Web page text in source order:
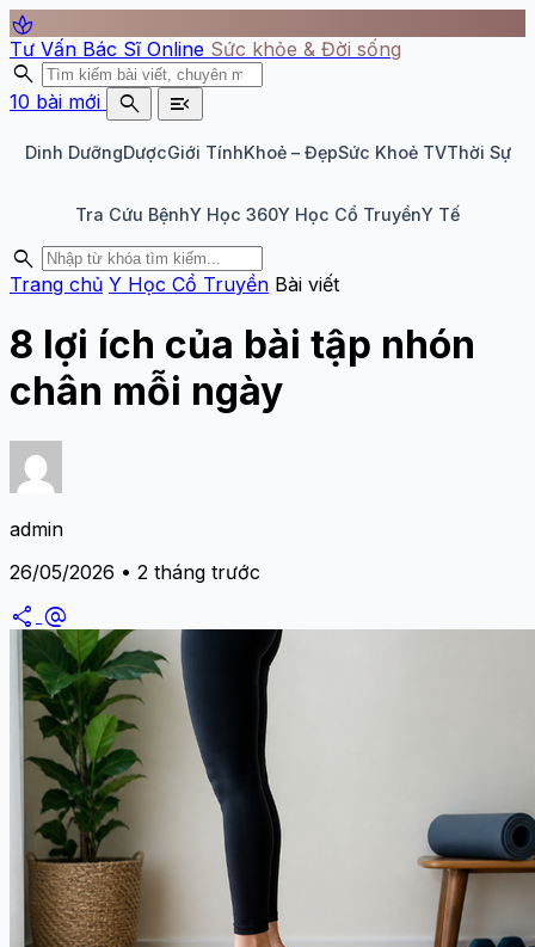
spa
Tư Vấn Bác Sĩ Online Sức khỏe & Đời sống
search
10 bài mới search menu_open
Dinh DưỡngDượcGiới TínhKhoẻ – ĐẹpSức Khoẻ TVThời Sự
Tra Cứu BệnhY Học 360Y Học Cổ TruyềnY Tế
search
Trang chủ Y Học Cổ Truyền Bài viết
8 lợi ích của bài tập nhón
chân mỗi ngày
admin
26/05/2026 • 2 tháng trước
share alternate_email